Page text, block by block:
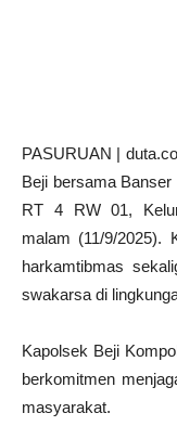
PASURUAN |
Beji bersama
RT 4 RW 01,
malam (11/9/2025).
harkamtibmas
swakarsa di
Kapolsek Beji
berkomitmen
masyarakat.